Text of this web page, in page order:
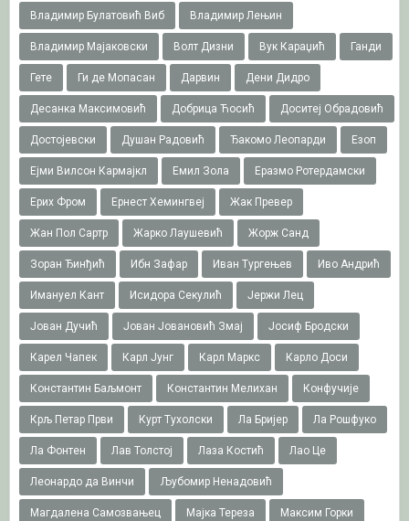
Владимир Булатовић Виб Владимир Лењин
Владимир Мајаковски Волт Дизни Вук Караџић Ганди
Гете Ги де Мопасан Дарвин Дени Дидро
Десанка Максимовић Добрица Ћосић Доситеј Обрадовић
Достојевски Душан Радовић Ђакомо Леопарди Езоп
Ејми Вилсон Кармајкл Емил Зола Еразмо Ротердамски
Ерих Фром Ернест Хемингвеј Жак Превер
Жан Пол Сартр Жарко Лаушевић Жорж Санд
Зоран Ђинђић Ибн Зафар Иван Тургењев Иво Андрић
Имануел Кант Исидора Секулић Јержи Лец
Јован Дучић Јован Јовановић Змај Јосиф Бродски
Карел Чапек Карл Јунг Карл Маркс Карло Доси
Константин Баљмонт Константин Мелихан Конфучије
Крљ Петар Први Курт Тухолски Ла Бријер Ла Рошфуко
Ла Фонтен Лав Толстој Лаза Костић Лао Це
Леонардо да Винчи Љубомир Ненадовић
Магдалена Самозвањец Мајка Тереза Максим Горки